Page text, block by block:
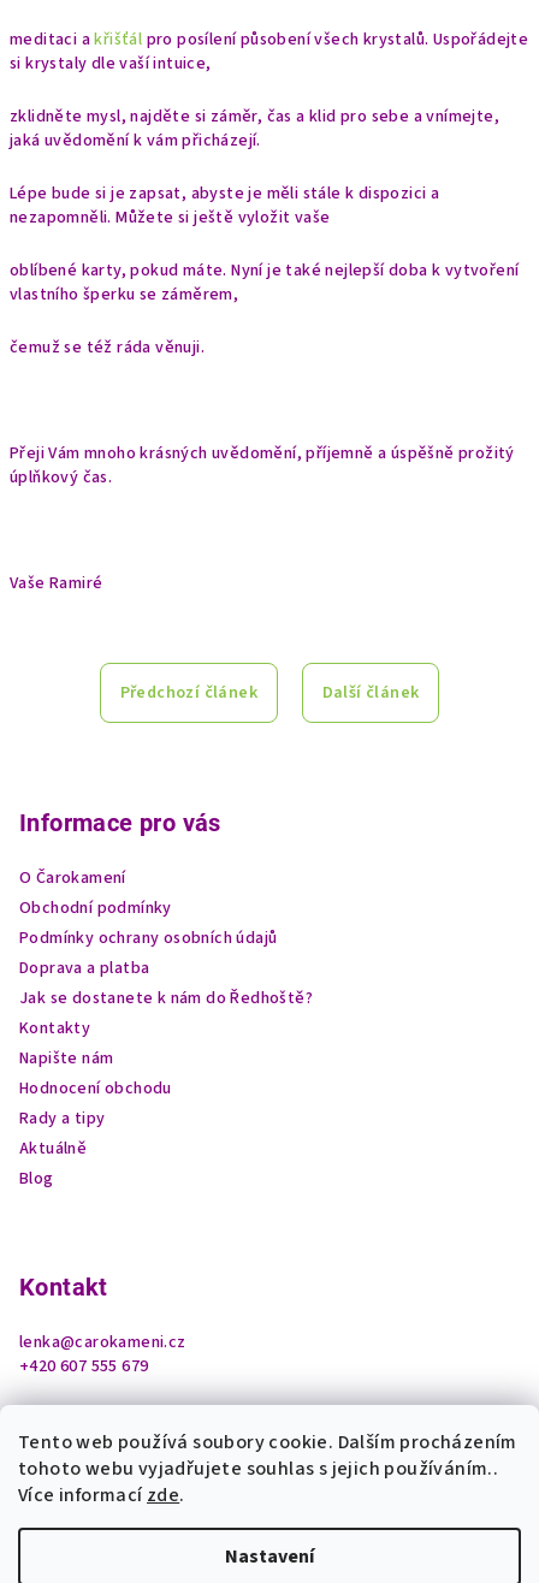
Tento web používá soubory cookie. Dalším procházením
tohoto webu vyjadřujete souhlas s jejich používáním..
Více informacízde.
Nastavení
meditaci akřišťál pro posílení působení všech krystalů. Uspořádejte
si krystaly dle vaší intuice,
zklidněte mysl, najděte si záměr, čas a klid pro sebe a vnímejte,
jaká uvědomění k vám přicházejí.
Lépe bude si je zapsat, abyste je měli stále k dispozici a
nezapomněli. Můžete si ještě vyložit vaše
oblíbené karty, pokud máte. Nyní je také nejlepší doba k vytvoření
vlastního šperku se záměrem,
čemuž se též ráda věnuji.
Přeji Vám mnoho krásných uvědomění, příjemně a úspěšně prožitý
úplňkový čas.
Vaše Ramiré
Předchozí článek Další článek
Informace pro vás
O Čarokamení
Obchodní podmínky
Podmínky ochrany osobních údajů
Doprava a platba
Jak se dostanete k nám do Ředhoště?
Kontakty
Napište nám
Hodnocení obchodu
Rady a tipy
Aktuálně
Blog
Kontakt
lenka@carokameni.cz
+420 607 555 679